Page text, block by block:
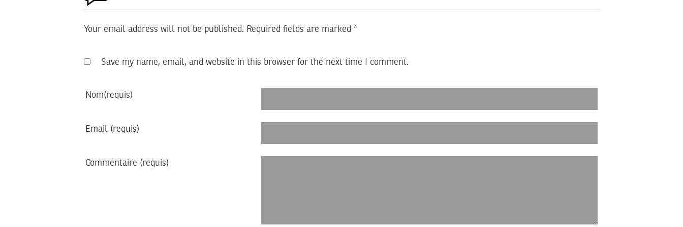
Your email address will not be published. Required fields are marked *
Save my name, email, and website in this browser for the next time I comment.
Nom(requis)
Email (requis)
Commentaire (requis)